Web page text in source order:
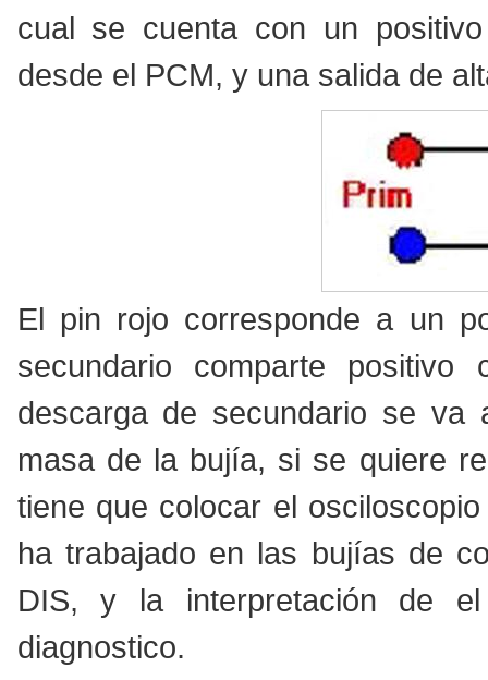
cual se cuenta con un
desde el PCM, y una salida de
El pin rojo corresponde a un
secundario comparte
descarga de secundario se va
masa de la bujía, si se quiere
tiene que colocar el
ha trabajado en las bujías de
DIS, y la interpretación de
diagnostico.